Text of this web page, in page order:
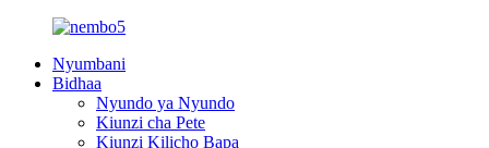
Nyumbani
Bidhaa
Nyundo ya Nyundo
Kiunzi cha Pete
Kiunzi Kilicho Bapa